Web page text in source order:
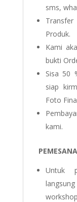
sms,
Produk.
Kami
bukti
Sisa 50
siap
Foto
kami.
Untuk
workshop